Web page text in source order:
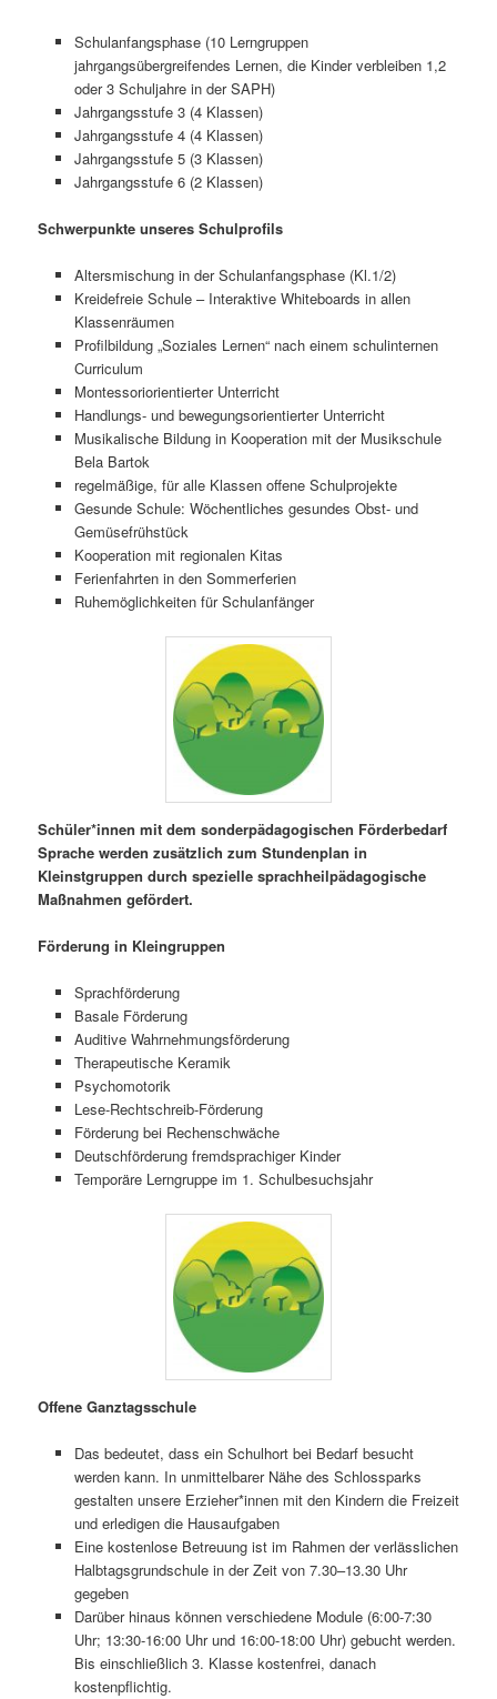
Schulanfangsphase (10 Lerngruppen
jahrgangsübergreifendes Lernen, die Kinder verbleiben 1,2
oder 3 Schuljahre in der SAPH)
Jahrgangsstufe 3 (4 Klassen)
Jahrgangsstufe 4 (4 Klassen)
Jahrgangsstufe 5 (3 Klassen)
Jahrgangsstufe 6 (2 Klassen)
Schwerpunkte unseres Schulprofils
Altersmischung in der Schulanfangsphase (Kl.1/2)
Kreidefreie Schule – Interaktive Whiteboards in allen
Klassenräumen
Profilbildung „Soziales Lernen“ nach einem schulinternen
Curriculum
Montessoriorientierter Unterricht
Handlungs- und bewegungsorientierter Unterricht
Musikalische Bildung in Kooperation mit der Musikschule
Bela Bartok
regelmäßige, für alle Klassen offene Schulprojekte
Gesunde Schule: Wöchentliches gesundes Obst- und
Gemüsefrühstück
Kooperation mit regionalen Kitas
Ferienfahrten in den Sommerferien
Ruhemöglichkeiten für Schulanfänger
Schüler*innen mit dem sonderpädagogischen Förderbedarf
Sprache werden zusätzlich zum Stundenplan in
Kleinstgruppen durch spezielle sprachheilpädagogische
Maßnahmen gefördert.
Förderung in Kleingruppen
Sprachförderung
Basale Förderung
Auditive Wahrnehmungsförderung
Therapeutische Keramik
Psychomotorik
Lese-Rechtschreib-Förderung
Förderung bei Rechenschwäche
Deutschförderung fremdsprachiger Kinder
Temporäre Lerngruppe im 1. Schulbesuchsjahr
Offene Ganztagsschule
Das bedeutet, dass ein Schulhort bei Bedarf besucht
werden kann. In unmittelbarer Nähe des Schlossparks
gestalten unsere Erzieher*innen mit den Kindern die Freizeit
und erledigen die Hausaufgaben
Eine kostenlose Betreuung ist im Rahmen der verlässlichen
Halbtagsgrundschule in der Zeit von 7.30–13.30 Uhr
gegeben
Darüber hinaus können verschiedene Module (6:00-7:30
Uhr; 13:30-16:00 Uhr und 16:00-18:00 Uhr) gebucht werden.
Bis einschließlich 3. Klasse kostenfrei, danach
kostenpflichtig.